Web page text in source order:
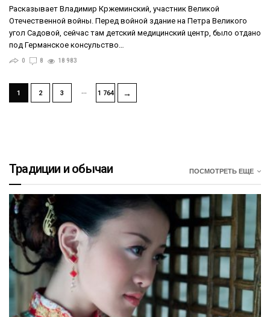
Расказывает Владимир Кржеминский, участник Великой
Отечественной войны. Перед войной здание на Петра Великого
угол Садовой, сейчас там детский медицинский центр, было отдано
под Германское консульство…
0 8 18 983
1 2 3 … 1 764 →
Традиции и обычаи ПОСМОТРЕТЬ ЕЩЕ